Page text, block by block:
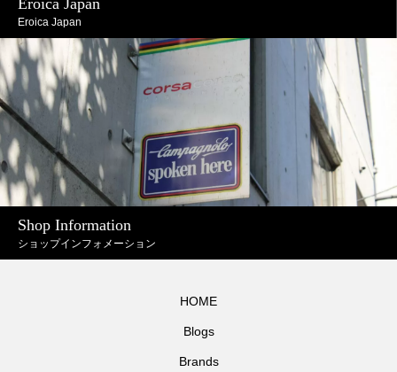
Eroica Japan
Shop Information
ショップインフォメーション
HOME
Blogs
Brands